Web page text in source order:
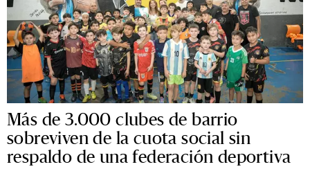
Más de 3.000 clubes de barrio
sobreviven de la cuota social sin
respaldo de una federación deportiva